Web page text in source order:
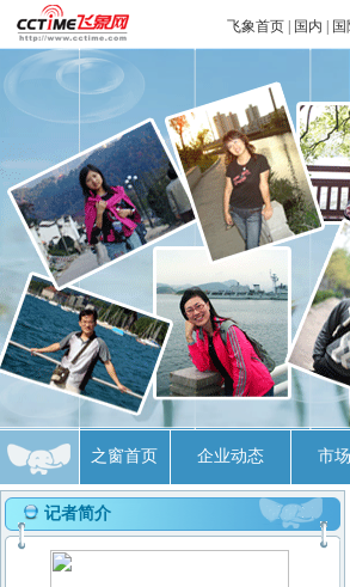
飞象首页 国内
之窗首页 企业动态 市
记者简介